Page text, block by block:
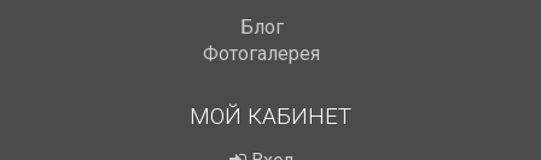
Блог
Фотогалерея
МОЙ КАБИНЕТ